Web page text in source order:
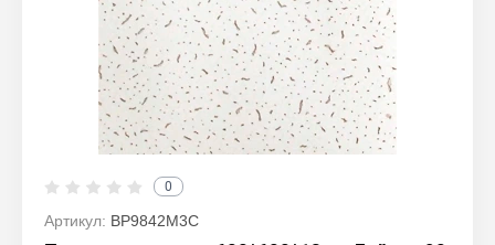
0
Артикул: BP9842M3C